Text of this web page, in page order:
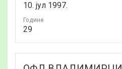
10. јул 1997.
Годинe
29